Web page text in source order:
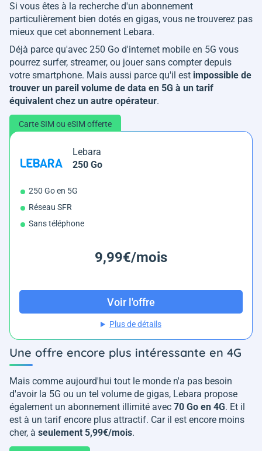
Si vous êtes à la recherche d'un abonnement
particulièrement bien dotés en gigas, vous ne trouverez pas
mieux que cet abonnement Lebara.
Déjà parce qu'avec 250 Go d'internet mobile en 5G vous
pourrez surfer, streamer, ou jouer sans compter depuis
votre smartphone. Mais aussi parce qu'il est impossible de
trouver un pareil volume de data en 5G à un tarif
équivalent chez un autre opérateur.
Carte SIM ou eSIM offerte
Lebara
250 Go
250 Go en 5G
Réseau SFR
Sans téléphone
9,99€/mois
Voir l'offre
Plus de détails
Une offre encore plus intéressante en 4G
Mais comme aujourd'hui tout le monde n'a pas besoin
d'avoir la 5G ou un tel volume de gigas, Lebara propose
également un abonnement illimité avec 70 Go en 4G. Et il
est à un tarif encore plus attractif. Car il est encore moins
cher, à seulement 5,99€/mois.